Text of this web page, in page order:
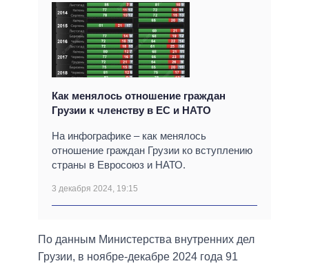
Как менялось отношение граждан
Грузии к членству в ЕС и НАТО
На инфографике – как менялось
отношение граждан Грузии ко вступлению
страны в Евросоюз и НАТО.
3 декабря 2024, 19:15
По данным Министерства внутренних дел
Грузии, в ноябре-декабре 2024 года 91